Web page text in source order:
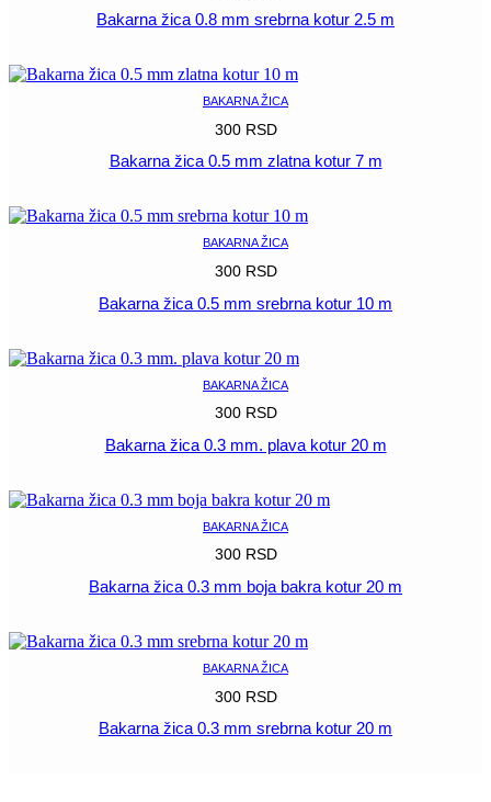
Bakarna žica 0.8 mm srebrna kotur 2.5 m
BAKARNA ŽICA
300 RSD
Bakarna žica 0.5 mm zlatna kotur 7 m
BAKARNA ŽICA
300 RSD
Bakarna žica 0.5 mm srebrna kotur 10 m
BAKARNA ŽICA
300 RSD
Bakarna žica 0.3 mm. plava kotur 20 m
BAKARNA ŽICA
300 RSD
Bakarna žica 0.3 mm boja bakra kotur 20 m
BAKARNA ŽICA
300 RSD
Bakarna žica 0.3 mm srebrna kotur 20 m